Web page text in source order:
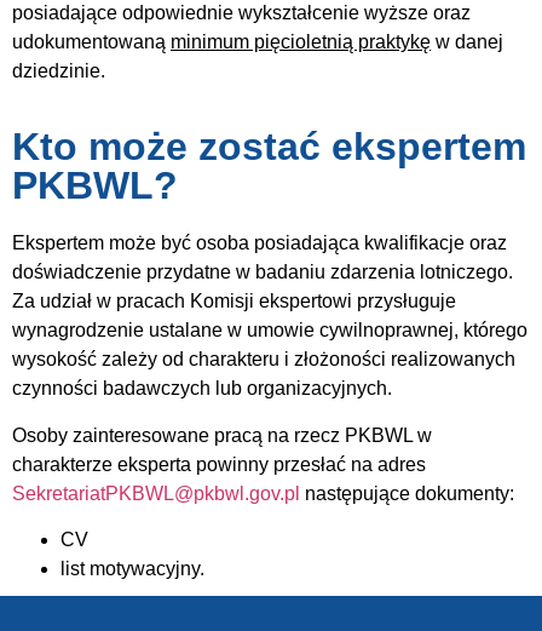
posiadające odpowiednie wykształcenie wyższe oraz
udokumentowaną minimum pięcioletnią praktykę w danej
dziedzinie.
Kto może zostać ekspertem
PKBWL?
Ekspertem może być osoba posiadająca kwalifikacje oraz
doświadczenie przydatne w badaniu zdarzenia lotniczego.
Za udział w pracach Komisji ekspertowi przysługuje
wynagrodzenie ustalane w umowie cywilnoprawnej, którego
wysokość zależy od charakteru i złożoności realizowanych
czynności badawczych lub organizacyjnych.
Osoby zainteresowane pracą na rzecz PKBWL w
charakterze eksperta powinny przesłać na adres
SekretariatPKBWL@pkbwl.gov.pl następujące dokumenty:
CV
list motywacyjny.